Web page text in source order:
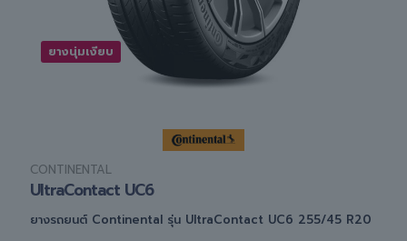
ยางนุ่มเงียบ
CONTINENTAL
UltraContact UC6
ยางรถยนต์ Continental รุ่น UltraContact UC6 255/45 R20